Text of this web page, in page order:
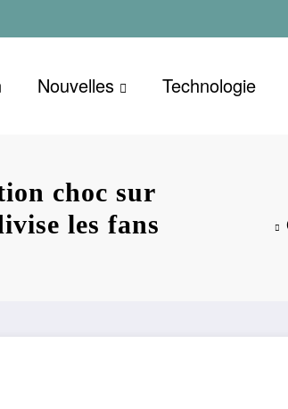
Nouvelles Technologie
choc sur
les fans